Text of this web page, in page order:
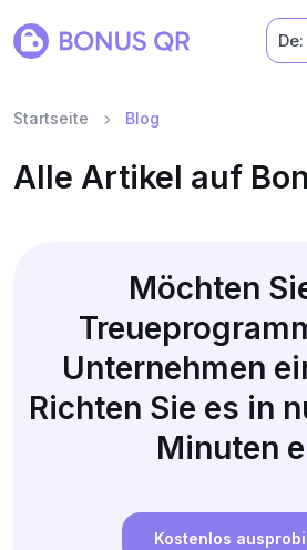
De:
Startseite Blog
Alle Artikel auf
Möchten
Unternehmen
Richten Sie es in
Minuten
Kostenlos